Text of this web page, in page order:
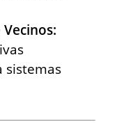
sistemas